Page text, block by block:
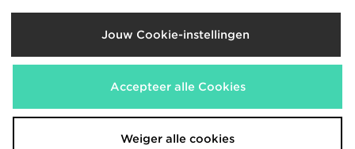
Verzenden Naar
België
Wij accepteren de volgende betaalmethoden
Bezoek onze bedrijfswebsite www.jdplc.com
Jouw Cookie-instellingen
Accepteer alle Cookies
Weiger alle cookies